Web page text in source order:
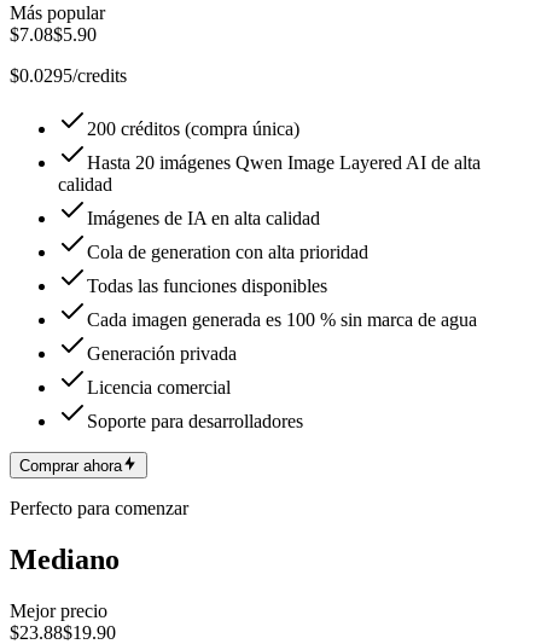
Más popular
$7.08$5.90
$0.0295/credits
200 créditos (compra única)
Hasta 20 imágenes Qwen Image Layered AI de alta
calidad
Imágenes de IA en alta calidad
Cola de generation con alta prioridad
Todas las funciones disponibles
Cada imagen generada es 100 % sin marca de agua
Generación privada
Licencia comercial
Soporte para desarrolladores
Comprar ahora
Perfecto para comenzar
Mediano
Mejor precio
$23.88$19.90